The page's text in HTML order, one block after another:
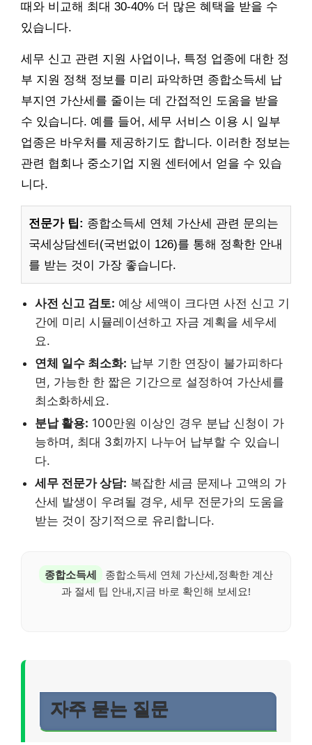
때와 비교해 최대 30-40% 더 많은 혜택을 받을 수
있습니다.
세무 신고 관련 지원 사업이나, 특정 업종에 대한 정
부 지원 정책 정보를 미리 파악하면 종합소득세 납
부지연 가산세를 줄이는 데 간접적인 도움을 받을
수 있습니다. 예를 들어, 세무 서비스 이용 시 일부
업종은 바우처를 제공하기도 합니다. 이러한 정보는
관련 협회나 중소기업 지원 센터에서 얻을 수 있습
니다.
전문가 팁: 종합소득세 연체 가산세 관련 문의는
국세상담센터(국번없이 126)를 통해 정확한 안내
를 받는 것이 가장 좋습니다.
사전 신고 검토: 예상 세액이 크다면 사전 신고 기
간에 미리 시뮬레이션하고 자금 계획을 세우세
요.
연체 일수 최소화: 납부 기한 연장이 불가피하다
면, 가능한 한 짧은 기간으로 설정하여 가산세를
최소화하세요.
분납 활용: 100만원 이상인 경우 분납 신청이 가
능하며, 최대 3회까지 나누어 납부할 수 있습니
다.
세무 전문가 상담: 복잡한 세금 문제나 고액의 가
산세 발생이 우려될 경우, 세무 전문가의 도움을
받는 것이 장기적으로 유리합니다.
종합소득세
종합소득세 연체 가산세,정확한 계산
과 절세 팁 안내,지금 바로 확인해 보세요!
자주 묻는 질문